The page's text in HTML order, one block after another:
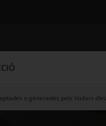
o generades pels titulars